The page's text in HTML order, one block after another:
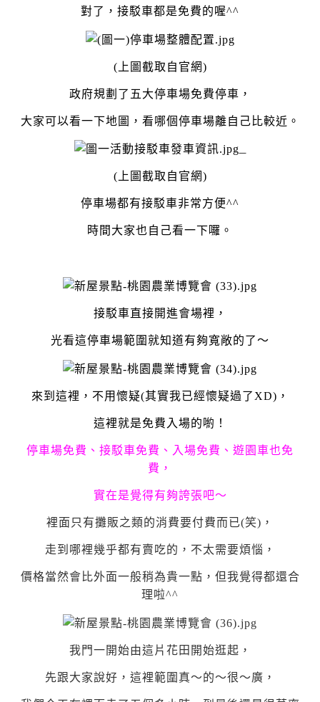
對了，接駁車都是免費的喔^^
(上圖截取自官網)
政府規劃了五大停車場免費停車，
大家可以看一下地圖，看哪個停車場離自己比較近。
(上圖截取自官網)
停車場都有接駁車非常方便^^
時間大家也自己看一下囉。
接駁車直接開進會場裡，
光看這停車場範圍就知道有夠寬敞的了～
來到這裡，不用懷疑(其實我已經懷疑過了XD)，
這裡就是免費入場的喲！
停車場免費、接駁車免費、入場免費、遊園車也免
費，
實在是覺得有夠誇張吧～
裡面只有攤販之類的消費要付費而已(笑)，
走到哪裡幾乎都有賣吃的，不太需要煩惱，
價格當然會比外面一般稍為貴一點，但我覺得都還合
理啦^^
我門一開始由這片花田開始逛起，
先跟大家說好，這裡範圍真～的～很～廣，